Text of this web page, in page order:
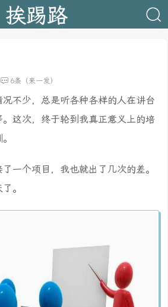
挨踢路
6条（来一发）
不少，总是听各种各样的人在讲台
这次，终于轮到我真正意义上的培
一个项目，我也就出了几次的差。
。